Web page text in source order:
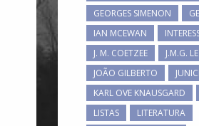
GEORGES SIMENON
IAN MCEWAN
J. M. COETZEE
J.M.G.
JOÃO GILBERTO
KARL OVE KNAUSGARD
LISTAS
LITERATURA